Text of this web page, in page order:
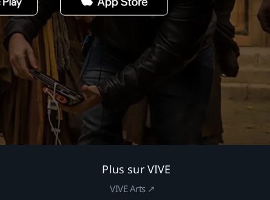
Plus sur VIVE
VIVE Arts ↗